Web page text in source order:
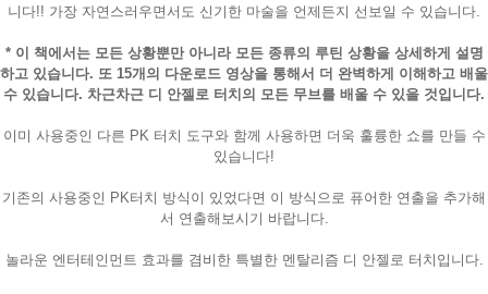
니다!! 가장 자연스러우면서도 신기한 마술을 언제든지 선보일 수 있습니다.
* 이 책에서는 모든 상황뿐만 아니라 모든 종류의 루틴 상황을 상세하게 설명
하고 있습니다. 또 15개의 다운로드 영상을 통해서 더 완벽하게 이해하고 배울
수 있습니다. 차근차근 디 안젤로 터치의 모든 무브를 배울 수 있을 것입니다.
이미 사용중인 다른 PK 터치 도구와 함께 사용하면 더욱 훌륭한 쇼를 만들 수
있습니다!
기존의 사용중인 PK터치 방식이 있었다면 이 방식으로 퓨어한 연출을 추가해
서 연출해보시기 바랍니다.
놀라운 엔터테인먼트 효과를 겸비한 특별한 멘탈리즘 디 안젤로 터치입니다.